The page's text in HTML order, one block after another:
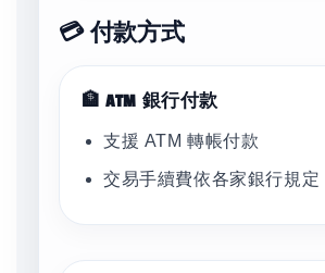
💳 付款方式
🏦 ATM 銀行付款
支援 ATM 轉帳付款
交易手續費依各家銀行規定